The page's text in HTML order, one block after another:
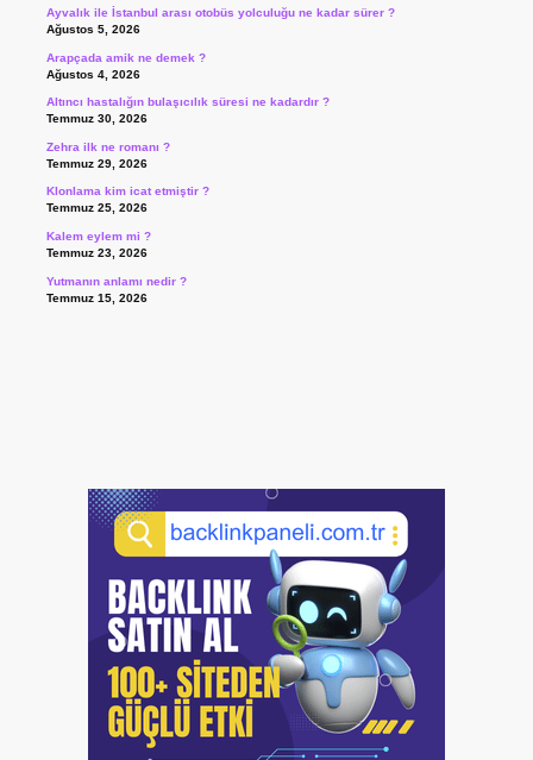
Ayvalık ile İstanbul arası otobüs yolculuğu ne kadar sürer ?
Ağustos 5, 2026
Arapçada amik ne demek ?
Ağustos 4, 2026
Altıncı hastalığın bulaşıcılık süresi ne kadardır ?
Temmuz 30, 2026
Zehra ilk ne romanı ?
Temmuz 29, 2026
Klonlama kim icat etmiştir ?
Temmuz 25, 2026
Kalem eylem mi ?
Temmuz 23, 2026
Yutmanın anlamı nedir ?
Temmuz 15, 2026